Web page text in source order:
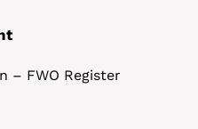
– FWO Register